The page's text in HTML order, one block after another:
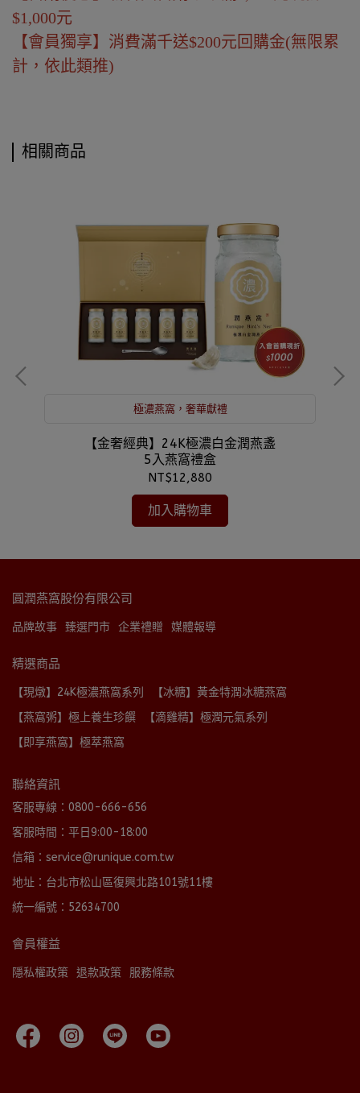
$1,000元
【會員獨享】消費滿千送$200元回購金(無限累
計，依此類推)
相關商品
極濃燕窩，奢華獻禮
【金奢經典】24K極濃白金潤燕盞
5入燕窩禮盒
NT$12,880
加入購物車
圓潤燕窩股份有限公司
品牌故事 臻選門市 企業禮贈 媒體報導
精選商品
【現燉】24K極濃燕窩系列
【冰糖】黃金特潤冰糖燕窩
【燕窩粥】極上養生珍饌
【滴雞精】極潤元氣系列
【即享燕窩】極萃燕窩
聯絡資訊
客服專線：0800-666-656
客服時間：平日9:00-18:00
信箱：service@runique.com.tw
地址：台北市松山區復興北路101號11樓
統一編號：52634700
會員權益
隱私權政策 退款政策 服務條款